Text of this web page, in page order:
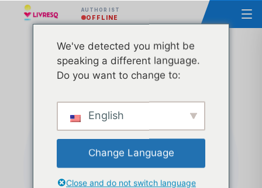
AUTHOR IST
OFFLINE
Kurs - Grundlagen der LIVRESQ - Gruppe 38
We've detected you might be
speaking a different language.
Do you want to change to:
English
Change Language
Close and do not switch language